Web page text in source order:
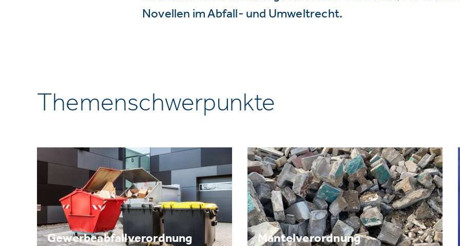
Novellen im Abfall- und Umweltrecht.
Themenschwerpunkte
Gewerbeabfallverordnung Mantelverordnung